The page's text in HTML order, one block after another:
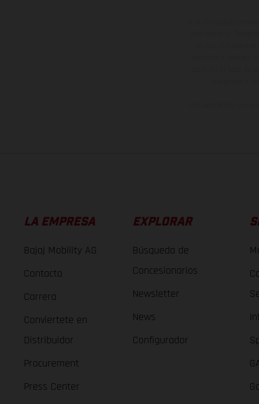
LA EMPRESA
Bajaj Mobility AG
Contacto
Carrera
Conviertete en
Distribuidor
Procurement
Press Center
EXPLORAR
Búsqueda de
Concesionarios
Newsletter
News
Configurador